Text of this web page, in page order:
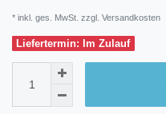
* inkl. ges. MwSt. zzgl. Versandkosten
Liefertermin: Im Zulauf